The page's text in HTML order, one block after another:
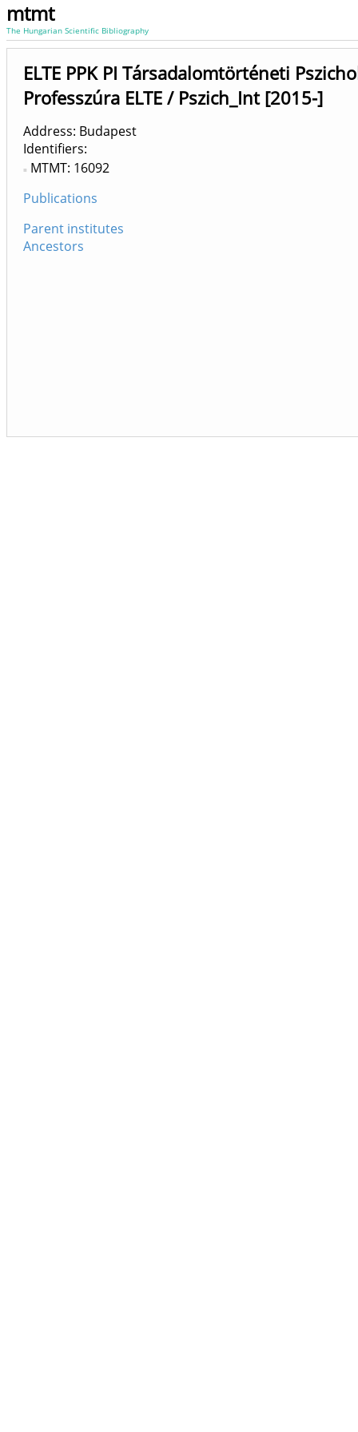
mtmt
The Hungarian Scientific Bibliography
ELTE PPK PI Társadalomtörténeti
Professzúra ELTE / Pszich_Int [2015-]
Address: Budapest
Identifiers
MTMT: 16092
Publications
Parent institutes
Ancestors